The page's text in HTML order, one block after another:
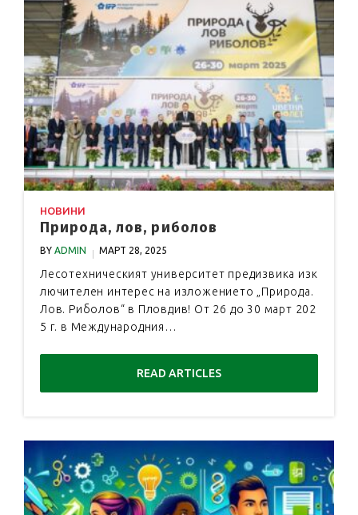
НОВИНИ
Природа, лов, риболов
BY ADMIN МАРТ 28, 2025
Лесотехническият университет предизвика изк
лючителен интерес на изложението „Природа.
Лов. Риболов“ в Пловдив! От 26 до 30 март 202
5 г. в Международния…
READ ARTICLES